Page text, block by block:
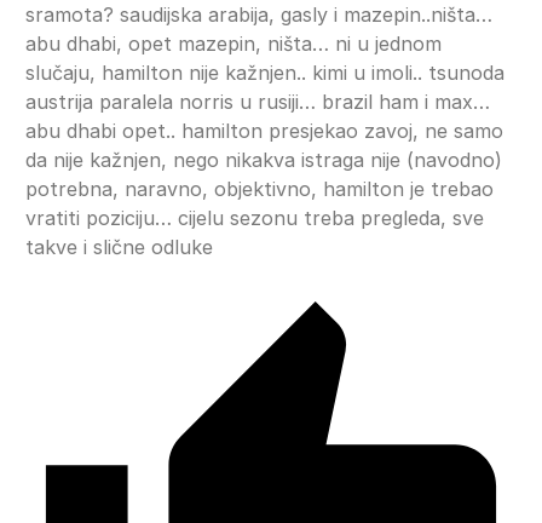
sramota? saudijska arabija, gasly i mazepin..ništa…
abu dhabi, opet mazepin, ništa… ni u jednom
slučaju, hamilton nije kažnjen.. kimi u imoli.. tsunoda
austrija paralela norris u rusiji… brazil ham i max…
abu dhabi opet.. hamilton presjekao zavoj, ne samo
da nije kažnjen, nego nikakva istraga nije (navodno)
potrebna, naravno, objektivno, hamilton je trebao
vratiti poziciju… cijelu sezonu treba pregleda, sve
takve i slične odluke